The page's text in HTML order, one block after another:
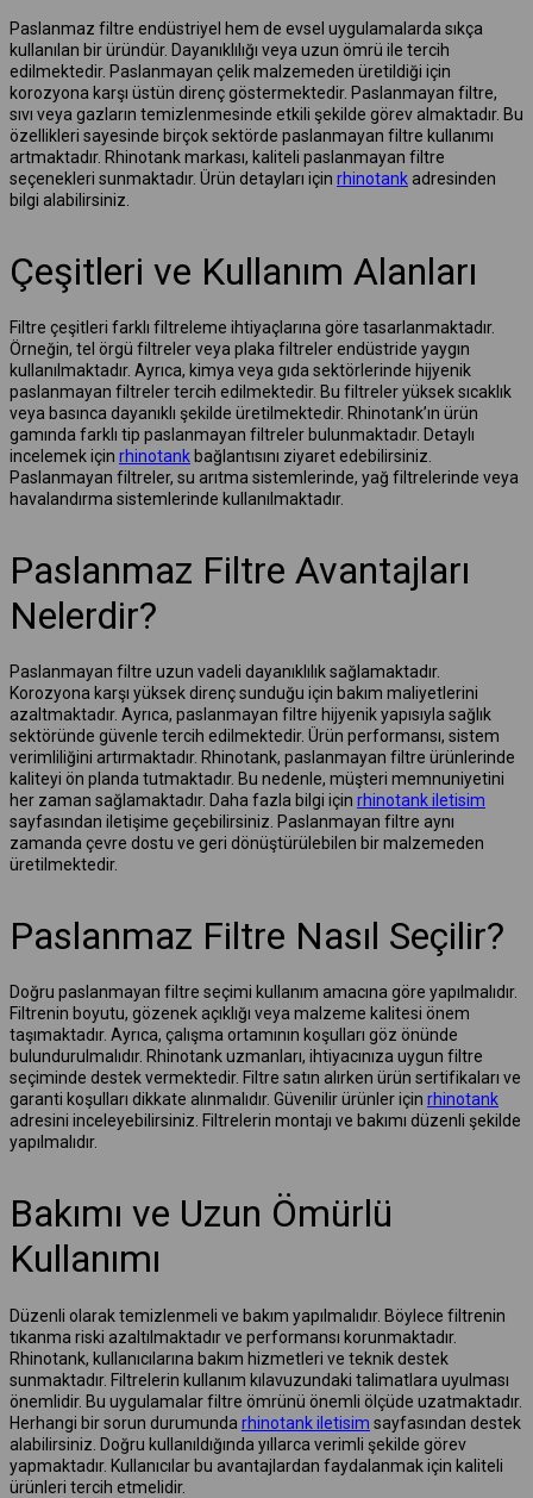
Paslanmaz filtre endüstriyel hem de evsel uygulamalarda sıkça
kullanılan bir üründür. Dayanıklılığı veya uzun ömrü ile tercih
edilmektedir. Paslanmayan çelik malzemeden üretildiği için
korozyona karşı üstün direnç göstermektedir. Paslanmayan filtre,
sıvı veya gazların temizlenmesinde etkili şekilde görev almaktadır. Bu
özellikleri sayesinde birçok sektörde paslanmayan filtre kullanımı
artmaktadır. Rhinotank markası, kaliteli paslanmayan filtre
seçenekleri sunmaktadır. Ürün detayları için rhinotankadresinden
bilgi alabilirsiniz.
Çeşitleri ve Kullanım Alanları
Filtre çeşitleri farklı filtreleme ihtiyaçlarına göre tasarlanmaktadır.
Örneğin, tel örgü filtreler veya plaka filtreler endüstride yaygın
kullanılmaktadır. Ayrıca, kimya veya gıda sektörlerinde hijyenik
paslanmayan filtreler tercih edilmektedir. Bu filtreler yüksek sıcaklık
veya basınca dayanıklı şekilde üretilmektedir. Rhinotank’ın ürün
gamında farklı tip paslanmayan filtreler bulunmaktadır. Detaylı
incelemek için rhinotank bağlantısını ziyaret edebilirsiniz.
Paslanmayan filtreler, su arıtma sistemlerinde, yağ filtrelerinde veya
havalandırma sistemlerinde kullanılmaktadır.
Paslanmaz Filtre Avantajları
Nelerdir?
Paslanmayan filtre uzun vadeli dayanıklılık sağlamaktadır.
Korozyona karşı yüksek direnç sunduğu için bakım maliyetlerini
azaltmaktadır. Ayrıca, paslanmayan filtre hijyenik yapısıyla sağlık
sektöründe güvenle tercih edilmektedir. Ürün performansı, sistem
verimliliğini artırmaktadır. Rhinotank, paslanmayan filtre ürünlerinde
kaliteyi ön planda tutmaktadır. Bu nedenle, müşteri memnuniyetini
her zaman sağlamaktadır. Daha fazla bilgi için rhinotank iletisim
sayfasından iletişime geçebilirsiniz. Paslanmayan filtre aynı
zamanda çevre dostu ve geri dönüştürülebilen bir malzemeden
üretilmektedir.
Paslanmaz Filtre Nasıl Seçilir?
Doğru paslanmayan filtre seçimi kullanım amacına göre yapılmalıdır.
Filtrenin boyutu, gözenek açıklığı veya malzeme kalitesi önem
taşımaktadır. Ayrıca, çalışma ortamının koşulları göz önünde
bulundurulmalıdır. Rhinotank uzmanları, ihtiyacınıza uygun filtre
seçiminde destek vermektedir. Filtre satın alırken ürün sertifikaları ve
garanti koşulları dikkate alınmalıdır. Güvenilir ürünler için rhinotank
adresini inceleyebilirsiniz. Filtrelerin montajı ve bakımı düzenli şekilde
yapılmalıdır.
Bakımı ve Uzun Ömürlü
Kullanımı
Düzenli olarak temizlenmeli ve bakım yapılmalıdır. Böylece filtrenin
tıkanma riski azaltılmaktadır ve performansı korunmaktadır.
Rhinotank, kullanıcılarına bakım hizmetleri ve teknik destek
sunmaktadır. Filtrelerin kullanım kılavuzundaki talimatlara uyulması
önemlidir. Bu uygulamalar filtre ömrünü önemli ölçüde uzatmaktadır.
Herhangi bir sorun durumunda rhinotank iletisim sayfasından destek
alabilirsiniz. Doğru kullanıldığında yıllarca verimli şekilde görev
yapmaktadır. Kullanıcılar bu avantajlardan faydalanmak için kaliteli
ürünleri tercih etmelidir.